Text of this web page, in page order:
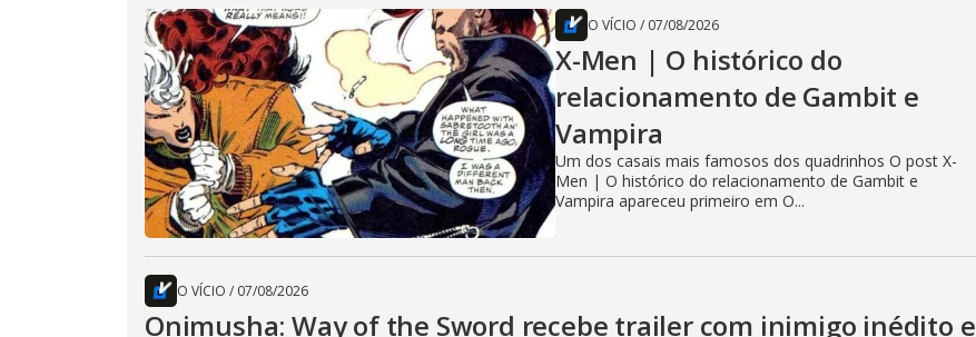
O VÍCIO / 07/08/2026
X-Men | O histórico do
relacionamento de Gambit e
Vampira
Um dos casais mais famosos dos quadrinhos O post X-
Men | O histórico do relacionamento de Gambit e
Vampira apareceu primeiro em O...
O VÍCIO / 07/08/2026
Onimusha: Way of the Sword recebe trailer com inimigo inédito e